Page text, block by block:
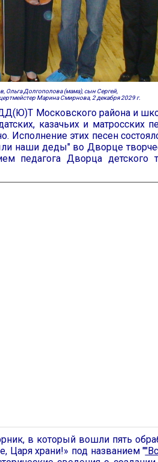
Ольга Долгополова (мама), сын Сергей,
Марина Смирнова, 2 декабря 2029 г.
ДД(Ю)Т Московского района и
казачьих и матросских
Исполнение этих песен
наши деды" во Дворце
педагога Дворца детского
в который вошли пять
Царя храни!» под названием "